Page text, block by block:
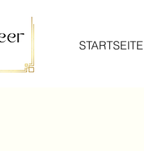
STARTSEITE